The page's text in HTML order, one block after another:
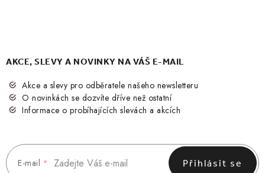
AKCE, SLEVY A NOVINKY NA VÁŠ E-MAIL
Akce a slevy pro odběratele našeho newsletteru
O novinkách se dozvíte dříve než ostatní
Informace o probíhajících slevách a akcích
E-mail Přihlásit se